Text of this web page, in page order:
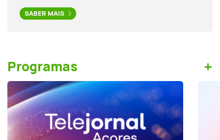
SABER MAIS
Programas +